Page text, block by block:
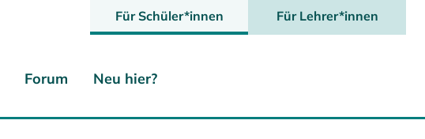
Für Schüler*innen Für Lehrer*innen
Forum Neu hier?